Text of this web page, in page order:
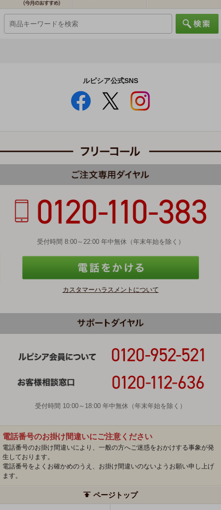
ルピシア公式SNS
受付時間 8:00～22:00 年中無休（年末年始を除く）
カスタマーハラスメントについて
受付時間 10:00～18:00 年中無休（年末年始を除く）
電話番号のお掛け間違いにご注意ください
電話番号のお掛け間違いにより、一般の方へご迷惑をおかけする事象が発
生しております。
電話番号をよくお確かめのうえ、お掛け間違いのないようお願い申し上げ
ます。
ページトップ